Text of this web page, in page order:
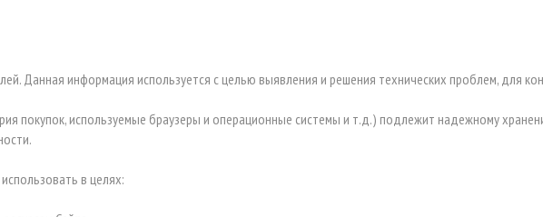
Данная информация используется с целью выявления и решения технических проблем, для
покупок, используемые браузеры и операционные системы и т.д.) подлежит надежному
в целях: